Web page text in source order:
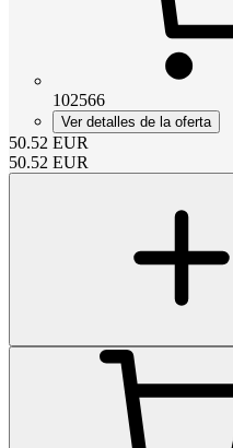
102566
Ver detalles de la oferta
50.52 EUR
50.52 EUR